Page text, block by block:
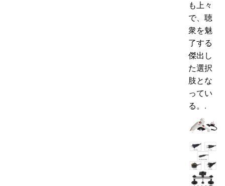
も上々
で、聴
衆を魅
了する
傑出し
た選択
肢とな
ってい
る。.